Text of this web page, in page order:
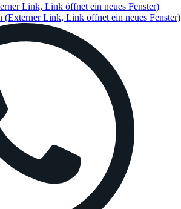
Link, Link öffnet ein neues Fenster)
(Externer Link, Link öffnet ein neues Fenster)